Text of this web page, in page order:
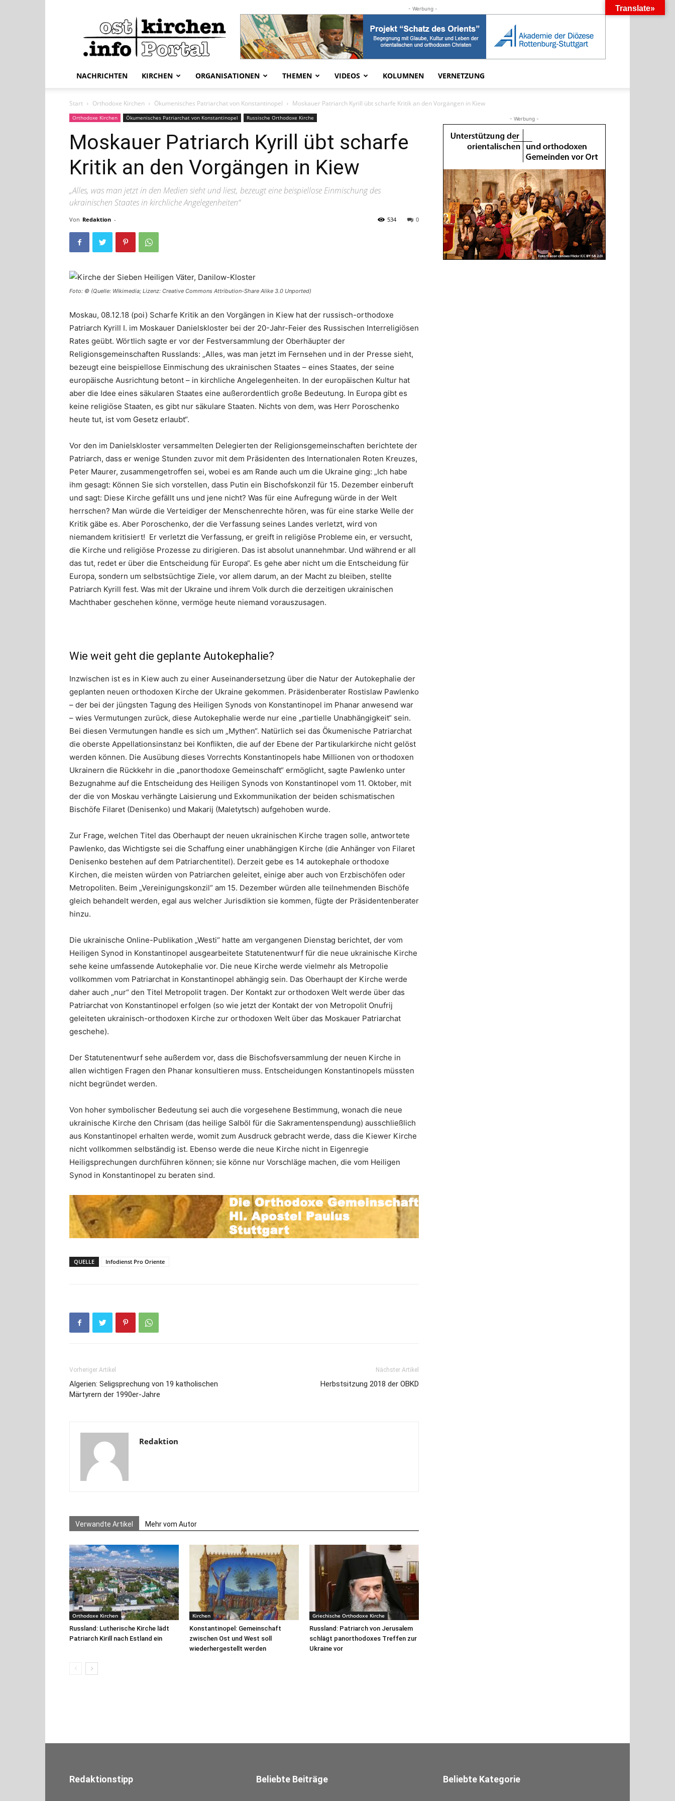
ostkirchen.info
- Werbung -
NACHRICHTEN KIRCHEN ORGANISATIONEN THEMEN VIDEOS KOLUMNEN VERNETZUNG
Start Orthodoxe Kirchen Ökumenisches Patriarchat von Konstantinopel Moskauer Patriarch Kyrill übt scharfe Kritik an den Vorgängen in Kiew
Orthodoxe Kirchen Ökumenisches Patriarchat von Konstantinopel Russische Orthodoxe Kirche
Moskauer Patriarch Kyrill übt scharfe
Kritik an den Vorgängen in Kiew
„Alles, was man jetzt in den Medien sieht und liest, bezeugt eine beispiellose Einmischung des
ukrainischen Staates in kirchliche Angelegenheiten“
Von Redaktion - 0
534
Foto: © (Quelle: Wikimedia; Lizenz: Creative Commons Attribution-Share Alike 3.0 Unported)
Moskau, 08.12.18 (poi) Scharfe Kritik an den Vorgängen in Kiew hat der russisch-orthodoxe
Patriarch Kyrill I. im Moskauer Danielskloster bei der 20-Jahr-Feier des Russischen Interreligiösen
Rates geübt. Wörtlich sagte er vor der Festversammlung der Oberhäupter der
Religionsgemeinschaften Russlands: „Alles, was man jetzt im Fernsehen und in der Presse sieht,
bezeugt eine beispiellose Einmischung des ukrainischen Staates – eines Staates, der seine
europäische Ausrichtung betont – in kirchliche Angelegenheiten. In der europäischen Kultur hat
aber die Idee eines säkularen Staates eine außerordentlich große Bedeutung. In Europa gibt es
keine religiöse Staaten, es gibt nur säkulare Staaten. Nichts von dem, was Herr Poroschenko
heute tut, ist vom Gesetz erlaubt“.
Vor den im Danielskloster versammelten Delegierten der Religionsgemeinschaften berichtete der
Patriarch, dass er wenige Stunden zuvor mit dem Präsidenten des Internationalen Roten Kreuzes,
Peter Maurer, zusammengetroffen sei, wobei es am Rande auch um die Ukraine ging: „Ich habe
ihm gesagt: Können Sie sich vorstellen, dass Putin ein Bischofskonzil für 15. Dezember einberuft
und sagt: Diese Kirche gefällt uns und jene nicht? Was für eine Aufregung würde in der Welt
herrschen? Man würde die Verteidiger der Menschenrechte hören, was für eine starke Welle der
Kritik gäbe es. Aber Poroschenko, der die Verfassung seines Landes verletzt, wird von
niemandem kritisiert! Er verletzt die Verfassung, er greift in religiöse Probleme ein, er versucht,
die Kirche und religiöse Prozesse zu dirigieren. Das ist absolut unannehmbar. Und während er all
das tut, redet er über die Entscheidung für Europa“. Es gehe aber nicht um die Entscheidung für
Europa, sondern um selbstsüchtige Ziele, vor allem darum, an der Macht zu bleiben, stellte
Patriarch Kyrill fest. Was mit der Ukraine und ihrem Volk durch die derzeitigen ukrainischen
Machthaber geschehen könne, vermöge heute niemand vorauszusagen.
Wie weit geht die geplante Autokephalie?
Inzwischen ist es in Kiew auch zu einer Auseinandersetzung über die Natur der Autokephalie der
geplanten neuen orthodoxen Kirche der Ukraine gekommen. Präsidenberater Rostislaw Pawlenko
– der bei der jüngsten Tagung des Heiligen Synods von Konstantinopel im Phanar anwesend war
– wies Vermutungen zurück, diese Autokephalie werde nur eine „partielle Unabhängigkeit“ sein.
Bei diesen Vermutungen handle es sich um „Mythen“. Natürlich sei das Ökumenische Patriarchat
die oberste Appellationsinstanz bei Konflikten, die auf der Ebene der Partikularkirche nicht gelöst
werden können. Die Ausübung dieses Vorrechts Konstantinopels habe Millionen von orthodoxen
Ukrainern die Rückkehr in die „panorthodoxe Gemeinschaft“ ermöglicht, sagte Pawlenko unter
Bezugnahme auf die Entscheidung des Heiligen Synods von Konstantinopel vom 11. Oktober, mit
der die von Moskau verhängte Laisierung und Exkommunikation der beiden schismatischen
Bischöfe Filaret (Denisenko) und Makarij (Maletytsch) aufgehoben wurde.
Zur Frage, welchen Titel das Oberhaupt der neuen ukrainischen Kirche tragen solle, antwortete
Pawlenko, das Wichtigste sei die Schaffung einer unabhängigen Kirche (die Anhänger von Filaret
Denisenko bestehen auf dem Patriarchentitel). Derzeit gebe es 14 autokephale orthodoxe
Kirchen, die meisten würden von Patriarchen geleitet, einige aber auch von Erzbischöfen oder
Metropoliten. Beim „Vereinigungskonzil“ am 15. Dezember würden alle teilnehmenden Bischöfe
gleich behandelt werden, egal aus welcher Jurisdiktion sie kommen, fügte der Präsidentenberater
hinzu.
Die ukrainische Online-Publikation „Westi“ hatte am vergangenen Dienstag berichtet, der vom
Heiligen Synod in Konstantinopel ausgearbeitete Statutenentwurf für die neue ukrainische Kirche
sehe keine umfassende Autokephalie vor. Die neue Kirche werde vielmehr als Metropolie
vollkommen vom Patriarchat in Konstantinopel abhängig sein. Das Oberhaupt der Kirche werde
daher auch „nur“ den Titel Metropolit tragen. Der Kontakt zur orthodoxen Welt werde über das
Patriarchat von Konstantinopel erfolgen (so wie jetzt der Kontakt der von Metropolit Onufrij
geleiteten ukrainisch-orthodoxen Kirche zur orthodoxen Welt über das Moskauer Patriarchat
geschehe).
Der Statutenentwurf sehe außerdem vor, dass die Bischofsversammlung der neuen Kirche in
allen wichtigen Fragen den Phanar konsultieren muss. Entscheidungen Konstantinopels müssten
nicht begründet werden.
Von hoher symbolischer Bedeutung sei auch die vorgesehene Bestimmung, wonach die neue
ukrainische Kirche den Chrisam (das heilige Salböl für die Sakramentenspendung) ausschließlich
aus Konstantinopel erhalten werde, womit zum Ausdruck gebracht werde, dass die Kiewer Kirche
nicht vollkommen selbständig ist. Ebenso werde die neue Kirche nicht in Eigenregie
Heiligsprechungen durchführen können; sie könne nur Vorschläge machen, die vom Heiligen
Synod in Konstantinopel zu beraten sind.
QUELLE Infodienst Pro Oriente
Vorheriger Artikel
Algerien: Seligsprechung von 19 katholischen
Märtyrern der 1990er-Jahre
Nächster Artikel
Herbstsitzung 2018 der OBKD
Redaktion
Verwandte Artikel Mehr vom Autor
Orthodoxe Kirchen
Russland: Lutherische Kirche lädt
Patriarch Kirill nach Estland ein
Kirchen
Konstantinopel: Gemeinschaft
zwischen Ost und West soll
wiederhergestellt werden
Griechische Orthodoxe Kirche
Russland: Patriarch von Jerusalem
schlägt panorthodoxes Treffen zur
Ukraine vor
- Werbung -
Redaktionstipp Beliebte Beiträge Beliebte Kategorie
Translate»